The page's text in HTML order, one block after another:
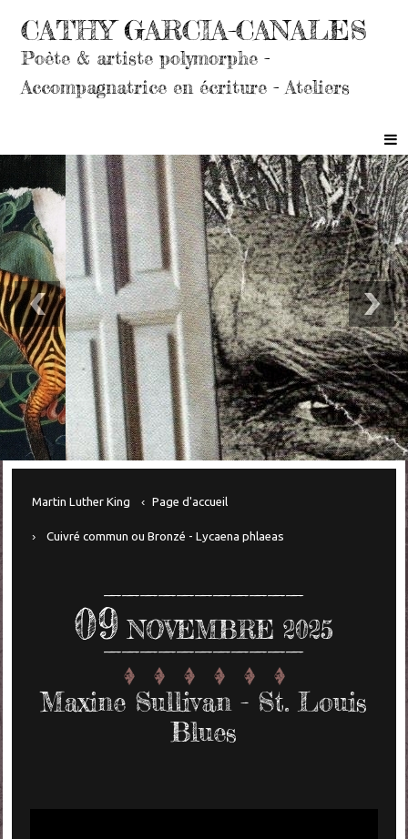
CATHY GARCIA-CANALES
Poète & artiste polymorphe -
Accompagnatrice en écriture - Ateliers
Martin Luther King Page d'accueil
Cuivré commun ou Bronzé - Lycaena phlaeas
09 NOVEMBRE 2025
Maxine Sullivan - St. Louis
Blues